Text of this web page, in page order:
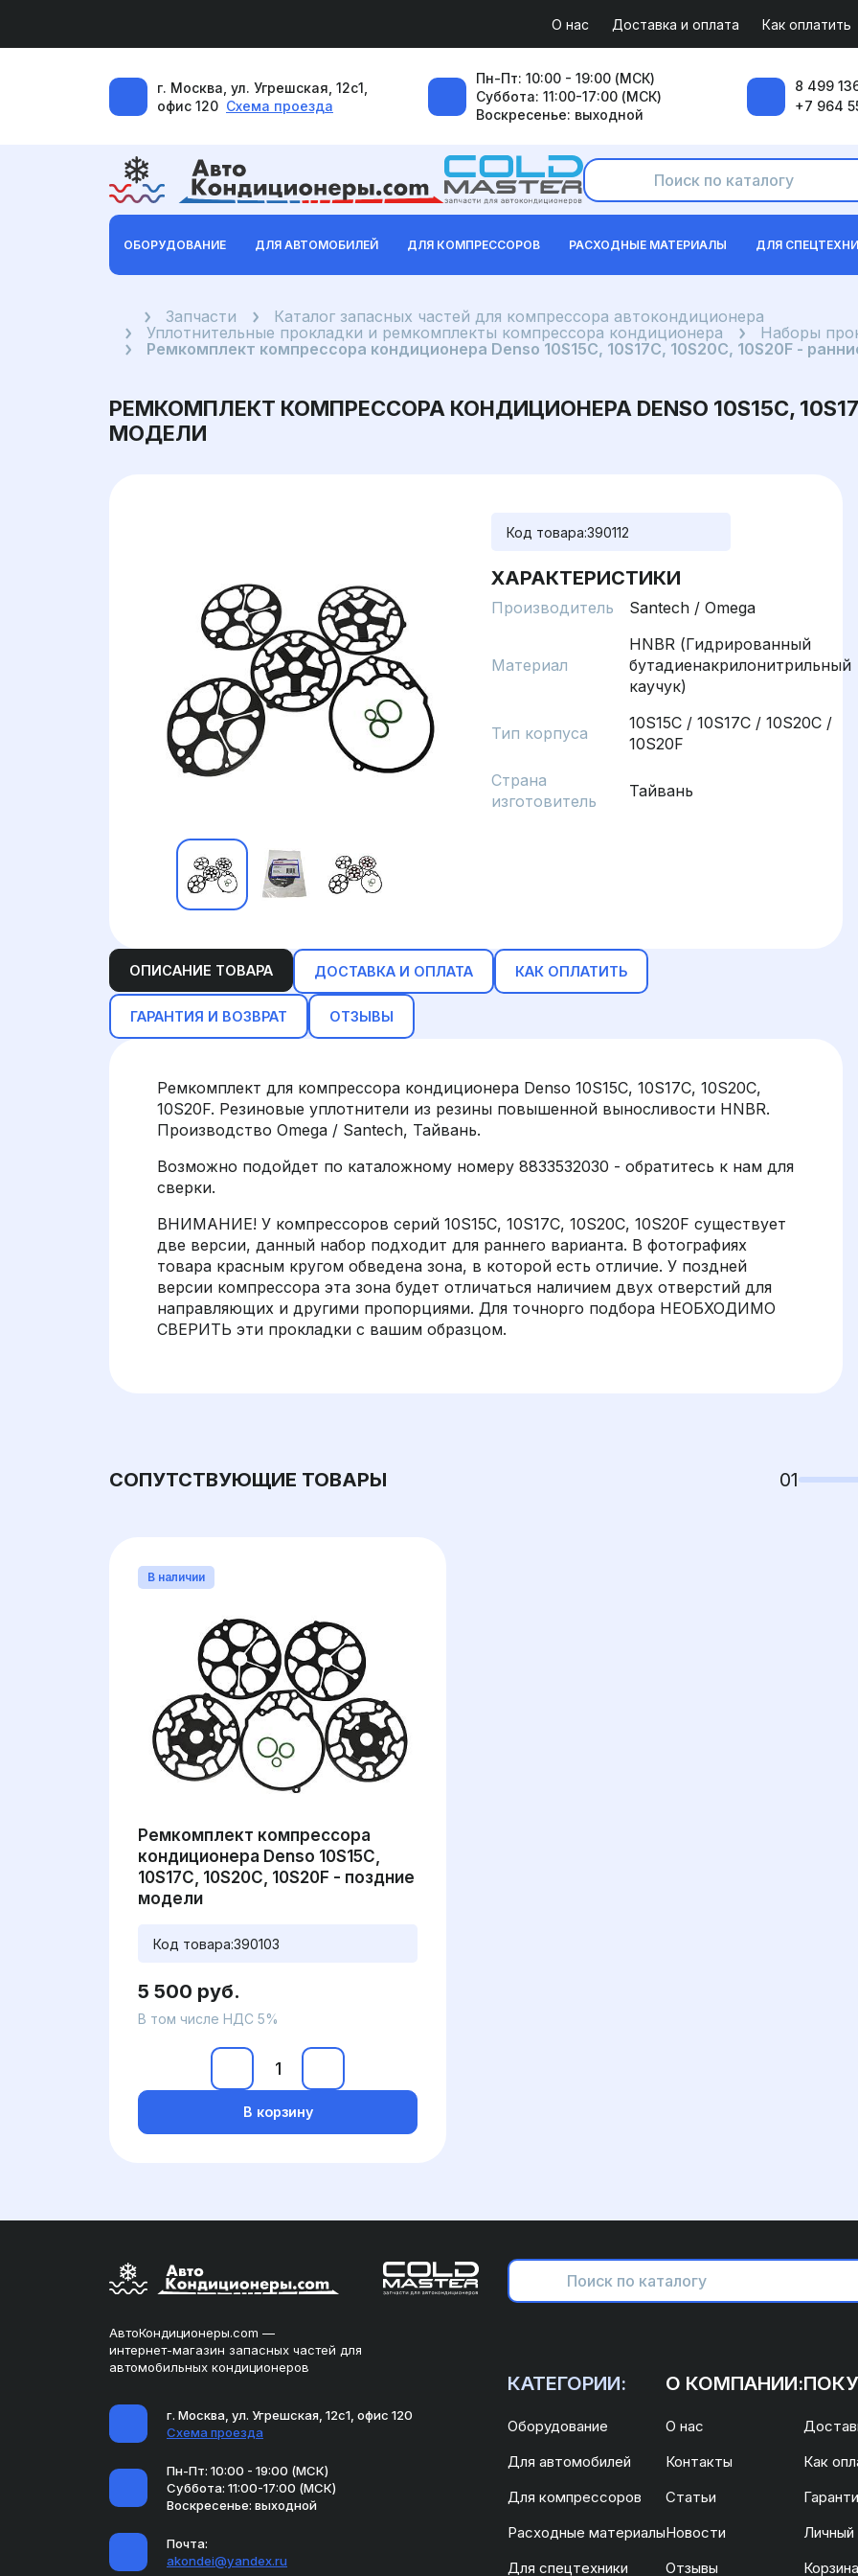
О нас Доставка и оплата Как оплатить
г. Москва, ул. Угрешская, 12с1,
офис 120 Схема проезда
Пн-Пт: 10:00 - 19:00 (МСК)
Суббота: 11:00-17:00 (МСК)
Воскресенье: выходной
8 499
+7 964
ОБОРУДОВАНИЕ ДЛЯ АВТОМОБИЛЕЙ ДЛЯ КОМПРЕССОРОВ РАСХОДНЫЕ МАТЕРИАЛЫ ДЛЯ
ГлавнаяЗапчасти
Каталог запасных частей для компрессора автокондиционера
Уплотнительные прокладки и ремкомплекты компрессора кондиционера
Наборы
Ремкомплект компрессора кондиционера Denso 10S15C, 10S17C, 10S20C, 10S20F -
РЕМКОМПЛЕКТ КОМПРЕССОРА КОНДИЦИОНЕРА DENSO 10S15C,
МОДЕЛИ
Код товара:390112
ХАРАКТЕРИСТИКИ
Производитель Santech / Omega
Материал
HNBR (Гидрированный
бутадиенакрилонитрильный
каучук)
Тип корпуса
10S15C / 10S17C / 10S20C /
10S20F
Страна
изготовитель
Тайвань
ОПИСАНИЕ ТОВАРА ДОСТАВКА И ОПЛАТА КАК ОПЛАТИТЬ
ГАРАНТИЯ И ВОЗВРАТ ОТЗЫВЫ
Ремкомплект для компрессора кондиционера Denso 10S15C, 10S17C, 10S20C,
10S20F. Резиновые уплотнители из резины повышенной выносливости HNBR.
Производство Omega / Santech, Тайвань.
Возможно подойдет по каталожному номеру 8833532030 - обратитесь к нам для
сверки.
ВНИМАНИЕ! У компрессоров серий 10S15C, 10S17C, 10S20C, 10S20F существует
две версии, данный набор подходит для раннего варианта. В фотографиях
товара красным кругом обведена зона, в которой есть отличие. У поздней
версии компрессора эта зона будет отличаться наличием двух отверстий для
направляющих и другими пропорциями. Для точнорго подбора НЕОБХОДИМО
СВЕРИТЬ эти прокладки с вашим образцом.
СОПУТСТВУЮЩИЕ ТОВАРЫ 01
В наличии
Ремкомплект компрессора
кондиционера Denso 10S15C,
10S17C, 10S20C, 10S20F - поздние
модели
Код товара:390103
5 500 руб.
В том числе НДС 5%
В корзину
АвтоКондиционеры.com —
интернет-магазин запасных частей для
автомобильных кондиционеров
г. Москва, ул. Угрешская, 12с1, офис 120
Схема проезда
Пн-Пт: 10:00 - 19:00 (МСК)
Суббота: 11:00-17:00 (МСК)
Воскресенье: выходной
Почта:
akondei@yandex.ru
КАТЕГОРИИ:
Оборудование
Для автомобилей
Для компрессоров
Расходные материалы
Для спецтехники
О КОМПАНИИ:
О нас
Контакты
Статьи
Новости
Отзывы
Как
Личный
Корзина